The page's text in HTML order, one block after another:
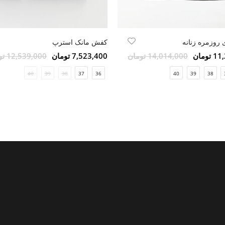
زنانه
14,014,000 تومان
38
39
40
کفش مانک استرپ
7,523,400 تومان 12,539,000 تومان
36
37
38
39
40